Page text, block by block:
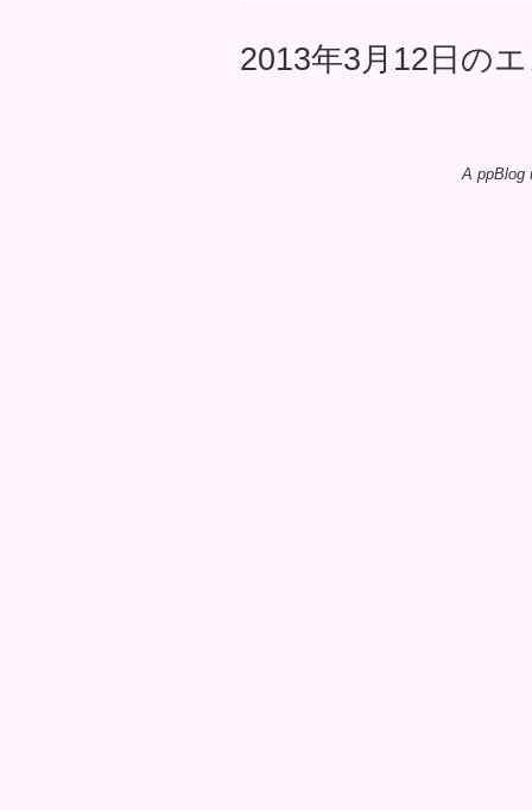
2013年3月12日の
A ppBlog